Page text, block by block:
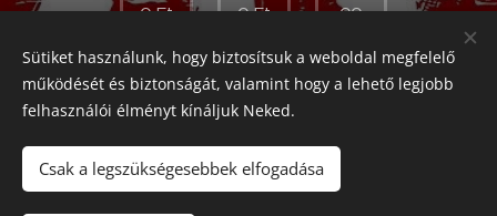
0Ft
0Ft
00
Ft
Japanese Classic Car Parts
Sütiket használunk, hogy biztosítsuk a weboldal megfelelő
működését és biztonságát, valamint hogy a lehető legjobb
felhasználói élményt kínáljuk Neked.
Csak a legszükségesebbek elfogadása